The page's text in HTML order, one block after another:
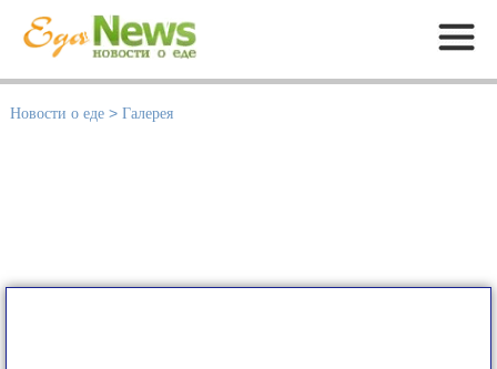
Меню
Новости о еде > Галерея